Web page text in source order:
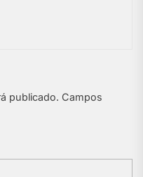
publicado. Campos